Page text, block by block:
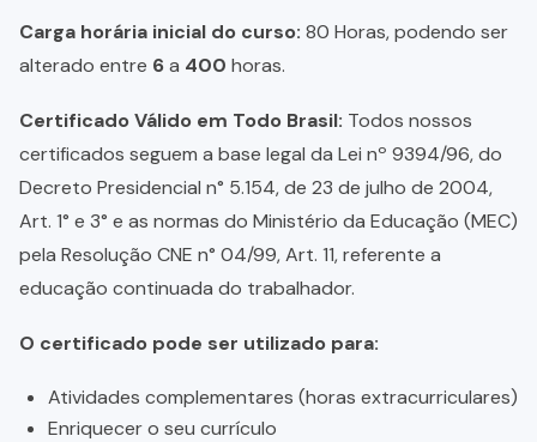
Carga horária inicial do curso: 80 Horas, podendo ser
alterado entre 6a 400 horas.
Certificado Válido em Todo Brasil: Todos nossos
certificados seguem a base legal da Lei nº 9394/96, do
Decreto Presidencial n° 5.154, de 23 de julho de 2004,
Art. 1° e 3° e as normas do Ministério da Educação (MEC)
pela Resolução CNE n° 04/99, Art. 11, referente a
educação continuada do trabalhador.
O certificado pode ser utilizado para:
Atividades complementares (horas extracurriculares)
Enriquecer o seu currículo